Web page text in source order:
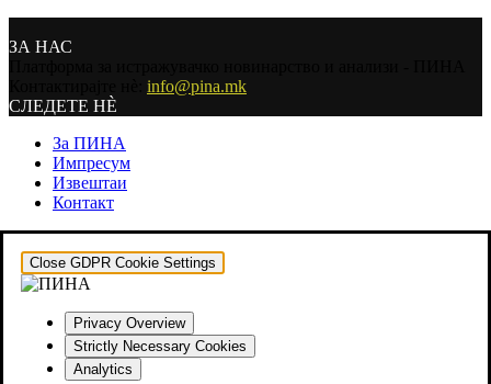
ЗА НАС
info@pina.mk
СЛЕДЕТЕ НЀ
За ПИНА
Импресум
Извештаи
Контакт
Close GDPR Cookie Settings
Privacy Overview
Strictly Necessary Cookies
Analytics